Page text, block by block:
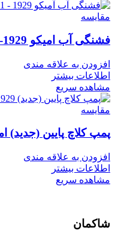
مقایسه
فشنگی آب امیکو 1929-2631
افزودن به علاقه مندی
اطلاعات بیشتر
مشاهده سریع
مقایسه
پمپ کلاچ پایین (جدید) امیکو
افزودن به علاقه مندی
اطلاعات بیشتر
مشاهده سریع
شاکمان